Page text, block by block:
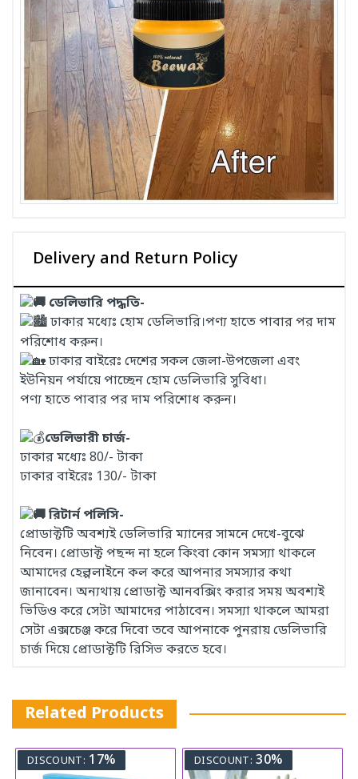
Delivery and Return Policy
ডেলিভারি পদ্ধতি-
ঢাকার মধ্যেঃ হোম ডেলিভারি।পণ্য হাতে পাবার পর দাম
পরিশোধ করুন।
ঢাকার বাইরেঃ দেশের সকল জেলা-উপজেলা এবং
ইউনিয়ন পর্যায়ে পাচ্ছেন হোম ডেলিভারি সুবিধা।
পণ্য হাতে পাবার পর দাম পরিশোধ করুন।
ডেলিভারী চার্জ-
ঢাকার মধ্যেঃ 80/- টাকা
ঢাকার বাইরেঃ 130/- টাকা
রিটার্ন পলিসি-
প্রোডাক্টটি অবশ্যই ডেলিভারি ম্যানের সামনে দেখে-বুঝে
নিবেন। প্রোডাক্ট পছন্দ না হলে কিংবা কোন সমস্যা থাকলে
আমাদের হেল্পলাইনে কল করে আপনার সমস্যার কথা
জানাবেন। অন্যথায় প্রোডাক্ট আনবক্সিং করার সময় অবশ্যই
ভিডিও করে সেটা আমাদের পাঠাবেন। সমস্যা থাকলে আমরা
সেটা এক্সচেঞ্জ করে দিবো তবে আপনাকে পুনরায় ডেলিভারি
চার্জ দিয়ে প্রোডাক্টটি রিসিভ করতে হবে।
Related Products
DISCOUNT: 17% DISCOUNT: 30%